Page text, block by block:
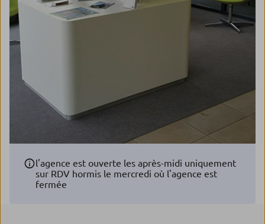
l'agence est ouverte les après-midi uniquement
sur RDV hormis le mercredi où l'agence est
fermée